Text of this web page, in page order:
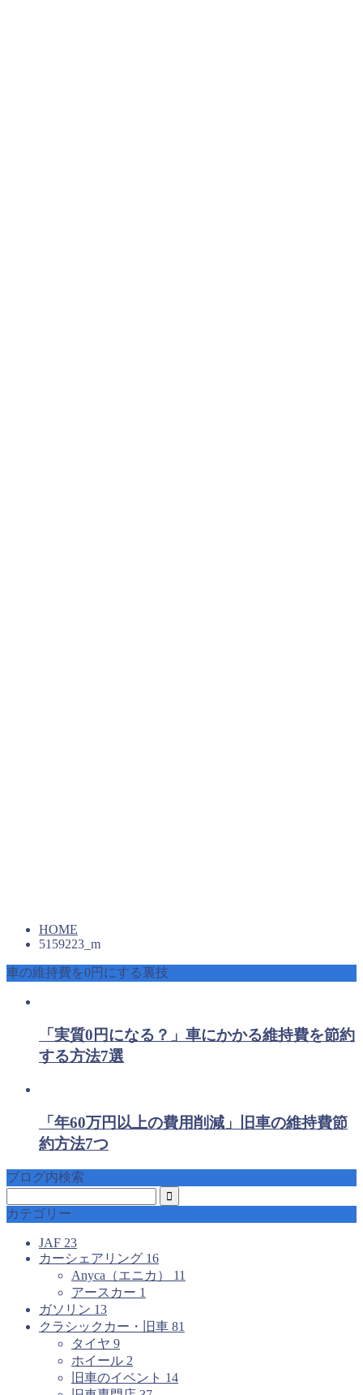
HOME
5159223_m
車の維持費を0円にする裏技
「実質0円になる？」車にかかる維持費を節約
する方法7選
「年60万円以上の費用削減」旧車の維持費節
約方法7つ
ブログ内検索
カテゴリー
JAF 23
カーシェアリング 16
Anyca（エニカ） 11
アースカー 1
ガソリン 13
クラシックカー・旧車 81
タイヤ 9
ホイール 2
旧車のイベント 14